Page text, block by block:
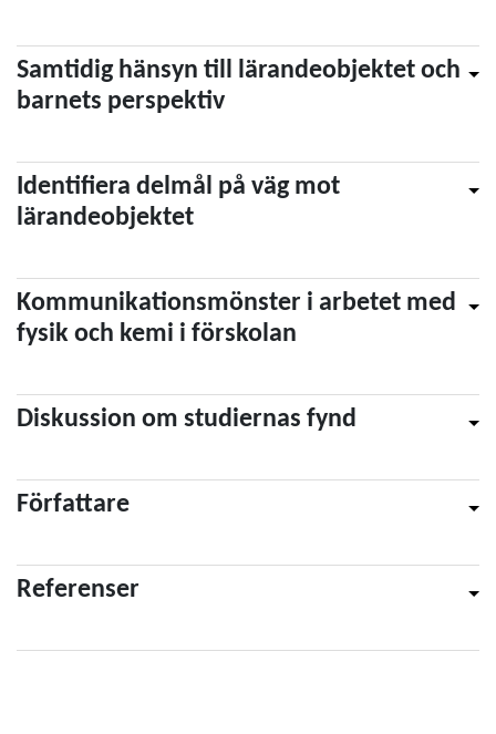
Samtidig hänsyn till lärandeobjektet och
barnets perspektiv
Identifiera delmål på väg mot
lärandeobjektet
Kommunikationsmönster i arbetet med
fysik och kemi i förskolan
Diskussion om studiernas fynd
Författare
Referenser